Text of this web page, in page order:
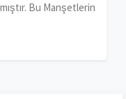
Bu Manşetlerin